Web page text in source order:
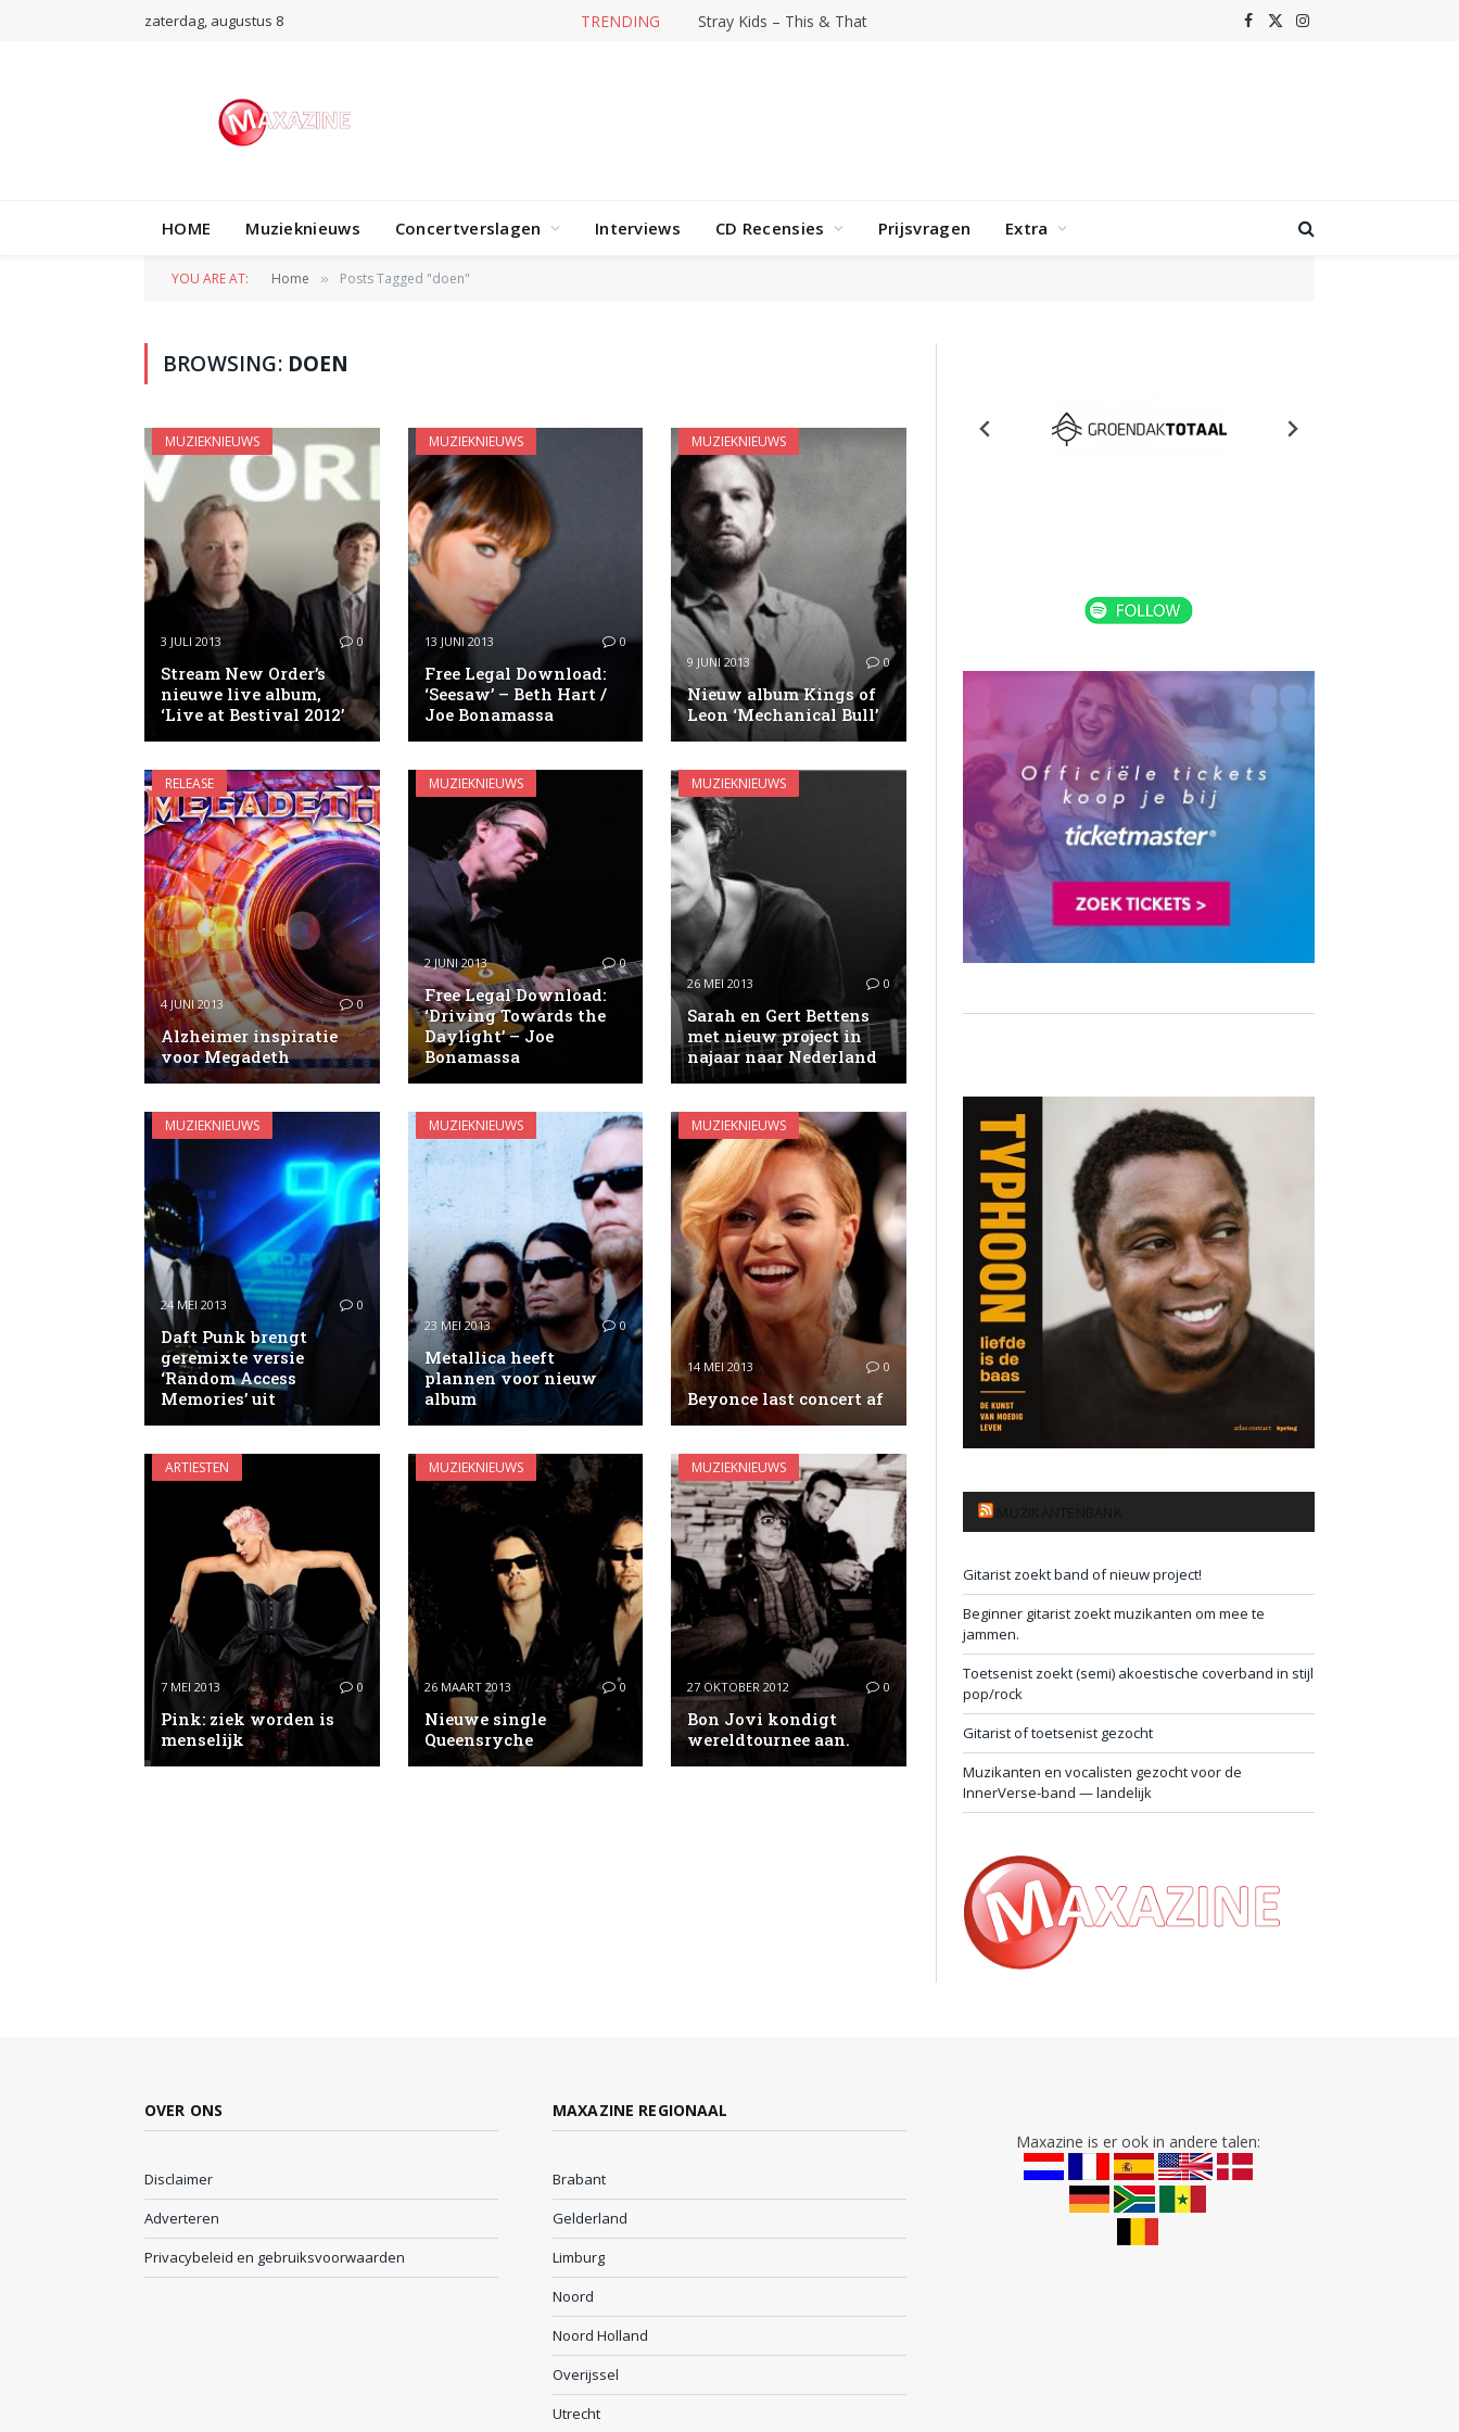
zaterdag, augustus 8 TRENDING Stray Kids – This & That Facebook
X
Instagram
HOME Muzieknieuws Concertverslagen Interviews CD Recensies Prijsvragen Extra
YOU ARE AT: Home » Posts Tagged "doen"
BROWSING: DOEN
MUZIEKNIEUWS
3 JULI 2013 0
Stream New Order’s
nieuwe live album,
‘Live at Bestival 2012’
MUZIEKNIEUWS
13 JUNI 2013 0
Free Legal Download:
‘Seesaw’ – Beth Hart /
Joe Bonamassa
MUZIEKNIEUWS
9 JUNI 2013 0
Nieuw album Kings of
Leon ‘Mechanical Bull’
RELEASE
4 JUNI 2013 0
Alzheimer inspiratie
voor Megadeth
MUZIEKNIEUWS
2 JUNI 2013 0
Free Legal Download:
‘Driving Towards the
Daylight’ – Joe
Bonamassa
MUZIEKNIEUWS
26 MEI 2013 0
Sarah en Gert Bettens
met nieuw project in
najaar naar Nederland
MUZIEKNIEUWS
24 MEI 2013 0
Daft Punk brengt
geremixte versie
‘Random Access
Memories’ uit
MUZIEKNIEUWS
23 MEI 2013 0
Metallica heeft
plannen voor nieuw
album
MUZIEKNIEUWS
14 MEI 2013 0
Beyonce last concert af
ARTIESTEN
7 MEI 2013 0
Pink: ziek worden is
menselijk
MUZIEKNIEUWS
26 MAART 2013 0
Nieuwe single
Queensryche
MUZIEKNIEUWS
27 OKTOBER 2012 0
Bon Jovi kondigt
wereldtournee aan.
Gitarist zoekt band of nieuw project!
Beginner gitarist zoekt muzikanten om mee te
jammen.
Toetsenist zoekt (semi) akoestische coverband in stijl
pop/rock
Gitarist of toetsenist gezocht
Muzikanten en vocalisten gezocht voor de
InnerVerse-band — landelijk
OVER ONS
Disclaimer
Adverteren
Privacybeleid en gebruiksvoorwaarden
MAXAZINE REGIONAAL
Brabant
Gelderland
Limburg
Noord
Noord Holland
Overijssel
Utrecht
Maxazine is er ook in andere talen: